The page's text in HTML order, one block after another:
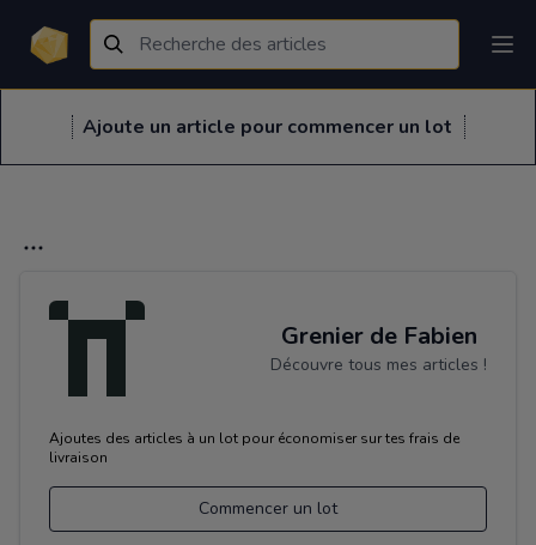
Grenier de Fabien
Découvre tous mes articles !
Ajoutes des articles à un lot pour économiser sur tes frais de
livraison
Commencer un lot
Ajoute un article pour commencer un lot